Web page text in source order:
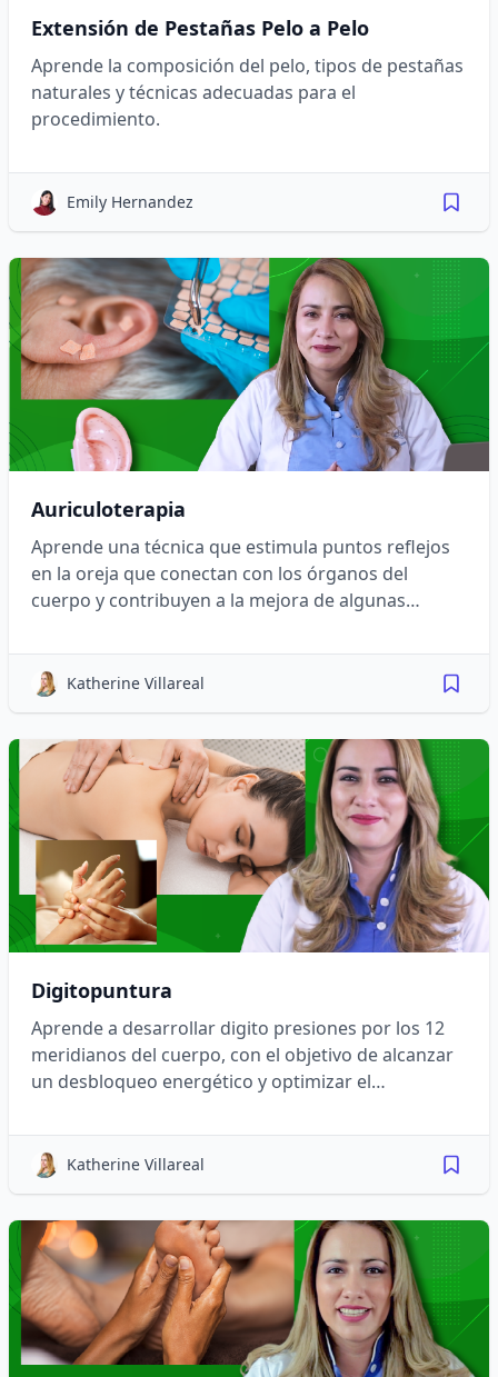
Extensión de Pestañas Pelo a Pelo
Aprende la composición del pelo, tipos de pestañas
naturales y técnicas adecuadas para el
procedimiento.
Emily Hernandez
Auriculoterapia
Aprende una técnica que estimula puntos reflejos
en la oreja que conectan con los órganos del
cuerpo y contribuyen a la mejora de algunas
Katherine Villareal
Digitopuntura
Aprende a desarrollar digito presiones por los 12
meridianos del cuerpo, con el objetivo de alcanzar
un desbloqueo energético y optimizar el
Katherine Villareal